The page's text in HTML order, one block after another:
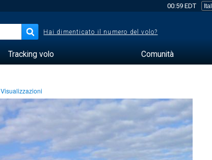
00:59 EDT
Hai dimenticato il numero del volo?
Tracking volo Comunità
Visualizzazioni